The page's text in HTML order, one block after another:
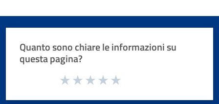
Quanto sono chiare le informazioni su
questa pagina?
Valuta da 1 a 5 stelle la pagina